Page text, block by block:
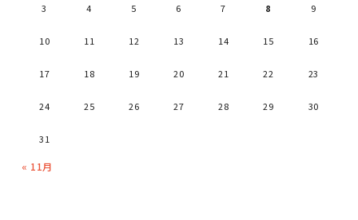
3 4 5 6 7 8 9
10 11 12 13 14 15 16
17 18 19 20 21 22 23
24 25 26 27 28 29 30
31
« 11月